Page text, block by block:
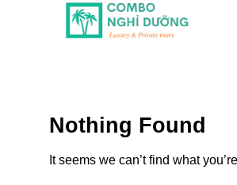
Nothing Found
It seems we can’t find what